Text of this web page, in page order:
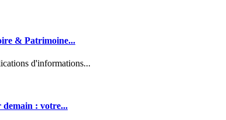
& Patrimoine...
d'informations...
: votre...